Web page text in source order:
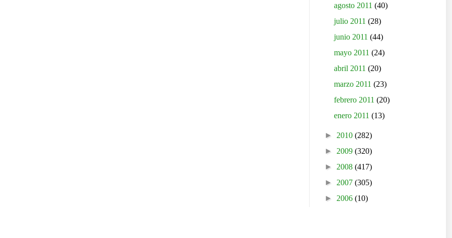
agosto 2011(40)
julio 2011(28)
junio 2011(44)
mayo 2011(24)
abril 2011(20)
marzo 2011(23)
febrero 2011(20)
enero 2011(13)
► 2010 (282)
► 2009 (320)
► 2008 (417)
► 2007 (305)
► 2006 (10)